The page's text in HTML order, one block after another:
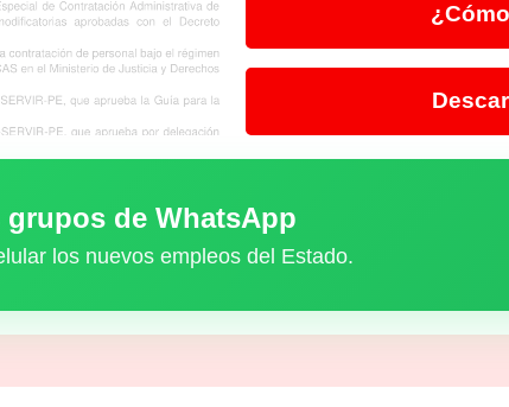
grupos de WhatsApp
los nuevos empleos del Estado.